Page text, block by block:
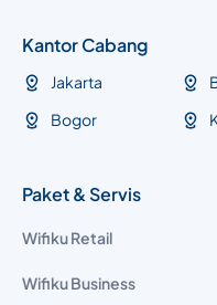
Kantor Cabang
Jakarta
Bogor
Paket & Servis
Wifiku Retail
Wifiku Business